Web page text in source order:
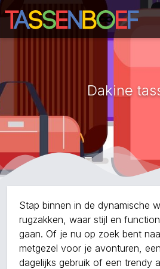
Dakine
Stap binnen in de dynamische
rugzakken, waar stijl en
gaan. Of je nu op zoek bent
metgezel voor je avonturen,
dagelijks gebruik of een trendy